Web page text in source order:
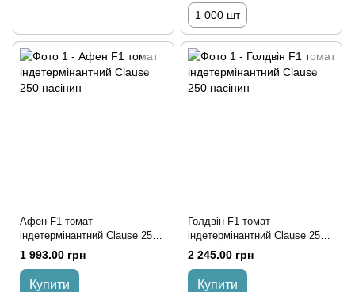
1 000 шт
Афен F1 томат
індетермінантний Clause 250
насінин
1 993.00 грн
Купити
Голдвін F1 томат
індетермінантний Clause 250
насінин
2 245.00 грн
Купити